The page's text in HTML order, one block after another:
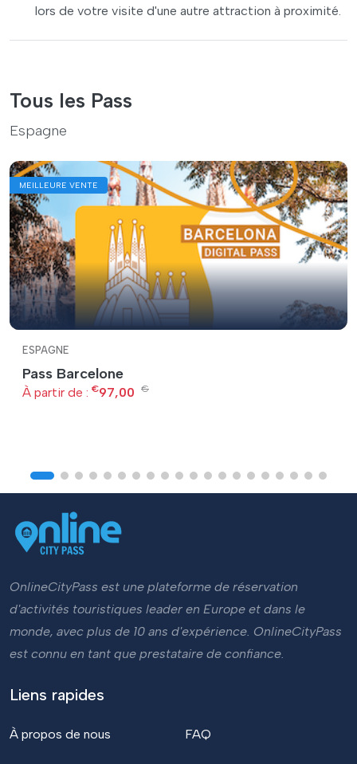
lors de votre visite d'une autre attraction à proximité.
Tous les Pass
Espagne
MEILLEURE VENTE
ESPAGNE
Pass Barcelone
À partir de : €97,00 €
OnlineCityPass est une plateforme de réservation
d'activités touristiques leader en Europe et dans le
monde, avec plus de 10 ans d'expérience. OnlineCityPass
est connu en tant que prestataire de confiance.
Liens rapides
À propos de nous FAQ